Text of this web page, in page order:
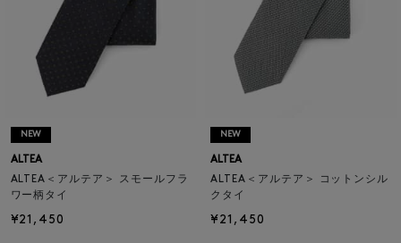
NEW
ALTEA
ALTEA＜アルテア＞ スモールフラ
ワー柄タイ
¥21,450
NEW
ALTEA
ALTEA＜アルテア＞ コットンシル
クタイ
¥21,450